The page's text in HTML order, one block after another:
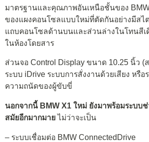
มาตรฐานและคุณภาพอันเหนือชั้นของ
ของแผงคอนโซลแบบใหม่ที่ตัดกันอย่างมีสไ
แถบคอนโซลด้านบนและส่วนล่างในโทนสีเ
ในห้องโดยสาร
ส่วนจอ Control Display ขนาด 10.25 นิ้ว (
ระบบ iDrive ระบบการสั่งงานด้วยเสียง หรื
ความถนัดของผู้ขับขี่
นอกจากนี้ BMW X1 ใหม่ ยังมาพร้อมระบบ
สมัยอีกมากมายไม่ว่าจะเป็น
– ระบบเชื่อมต่อ BMW ConnectedDrive